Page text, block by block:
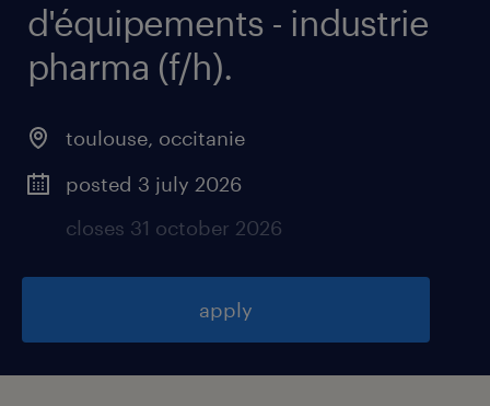
d'équipements - industrie
pharma (f/h).
toulouse, occitanie
posted 3 july 2026
closes 31 october 2026
apply